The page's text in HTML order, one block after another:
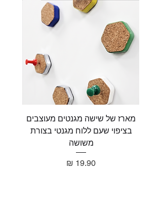
מארז של שישה מגנטים מעוצבים
בציפוי שעם ללוח מגנטי בצורת
משושה
מחיר